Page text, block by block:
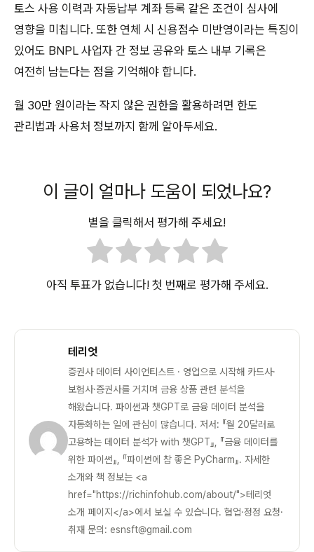
토스 사용 이력과 자동납부 계좌 등록 같은 조건이 심사에
영향을 미칩니다. 또한 연체 시 신용점수 미반영이라는 특징이
있어도 BNPL 사업자 간 정보 공유와 토스 내부 기록은
여전히 남는다는 점을 기억해야 합니다.
월 30만 원이라는 작지 않은 권한을 활용하려면 한도
관리법과 사용처 정보까지 함께 알아두세요.
이 글이 얼마나 도움이 되었나요?
별을 클릭해서 평가해 주세요!
아직 투표가 없습니다! 첫 번째로 평가해 주세요.
테리엇
증권사 데이터 사이언티스트 · 영업으로 시작해 카드사·
보험사·증권사를 거치며 금융 상품 관련 분석을
해왔습니다. 파이썬과 챗GPT로 금융 데이터 분석을
자동화하는 일에 관심이 많습니다. 저서: 『월 20달러로
고용하는 데이터 분석가 with 챗GPT』, 『금융 데이터를
위한 파이썬』, 『파이썬에 참 좋은 PyCharm』. 자세한
소개와 책 정보는 <a
href="https://richinfohub.com/about/">테리엇
소개 페이지</a>에서 보실 수 있습니다. 협업·정정 요청·
취재 문의: esnsft@gmail.com